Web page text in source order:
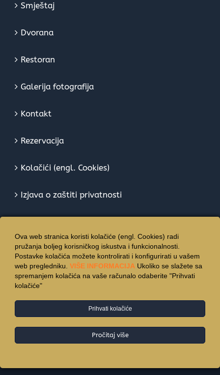
Smještaj
Dvorana
Restoran
Galerija fotografija
Kontakt
Rezervacija
Kolačići (engl. Cookies)
Izjava o zaštiti privatnosti
© Copyright 2015 -2026 | Hotel Vincentinum
Zagreb| All Rights Reserved.
Ova web stranica koristi kolačiće (engl. Cookies) radi
pružanja boljeg korisničkog iskustva i funkcionalnosti.
Postavke kolačića možete kontrolirati i konfigurirati u vašem
web pregledniku. VIŠE INFORMACIJA Ukoliko se slažete sa
spremanjem kolačića na vaše računalo odaberite "Prihvati
kolačiće"
Prihvati kolačiće
Pročitaj više